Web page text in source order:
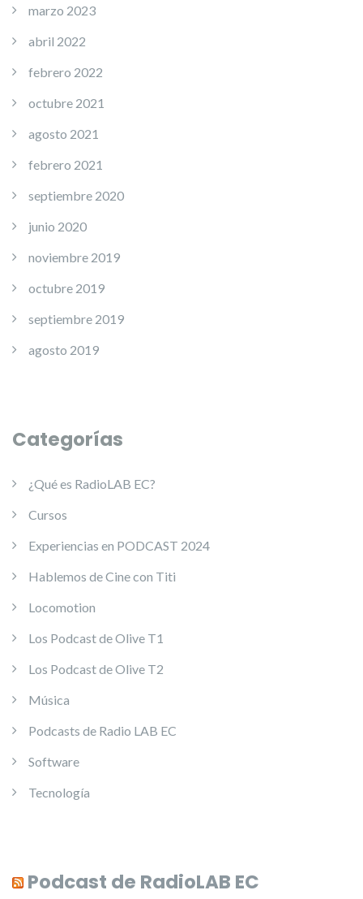
marzo 2023
abril 2022
febrero 2022
octubre 2021
agosto 2021
febrero 2021
septiembre 2020
junio 2020
noviembre 2019
octubre 2019
septiembre 2019
agosto 2019
Categorías
¿Qué es RadioLAB EC?
Cursos
Experiencias en PODCAST 2024
Hablemos de Cine con Titi
Locomotion
Los Podcast de Olive T1
Los Podcast de Olive T2
Música
Podcasts de Radio LAB EC
Software
Tecnología
Podcast de RadioLAB EC